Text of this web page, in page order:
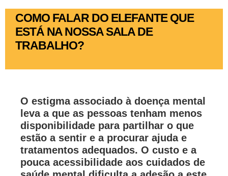
COMO FALAR DO ELEFANTE QUE
ESTÁ NA NOSSA SALA DE
TRABALHO?
O estigma associado à doença mental
leva a que as pessoas tenham menos
disponibilidade para partilhar o que
estão a sentir e a procurar ajuda e
tratamentos adequados. O custo e a
pouca acessibilidade aos cuidados de